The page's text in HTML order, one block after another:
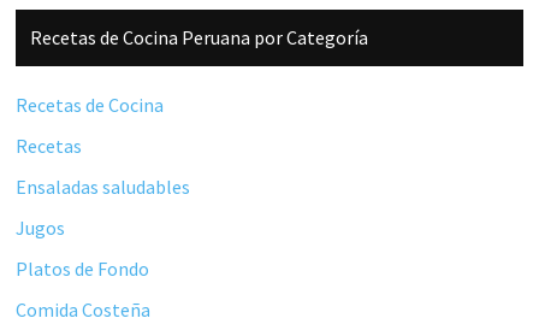
Barra
lateral
principal
Recetas de Cocina Peruana por Categoría
Recetas de Cocina
Recetas
Ensaladas saludables
Jugos
Platos de Fondo
Comida Costeña